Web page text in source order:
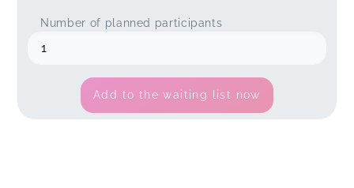
Number of planned participants
Add to the waiting list now